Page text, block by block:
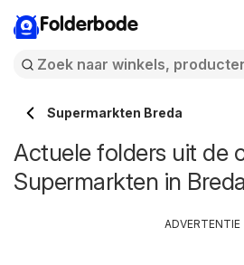
Folderbode
Supermarkten Breda
Actuele folders uit de
Supermarkten in Breda
ADVERTENTIE